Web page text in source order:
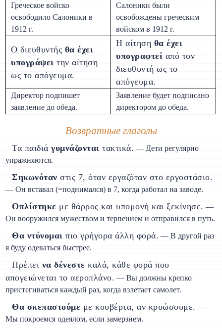
Греческое войско
освободило Салоники в
1912 г.
Салоники были
освобождены греческим
войском в 1912 г.
О διευθυντής θα έχει
υπογράψει την αίτηση
ως το απόγευμα.
Η αίτηση θα έχει
υπογραφτεί από τον
διευθυντή ως το
απόγευμα.
Директор подпишет
заявление до обеда.
Заявление будет подписано
директором до обеда.
Возвратные глаголы
Τα παιδιά γυμνάζονται τακτικά. — Дети регулярно
упражняются.
Σηκωνόταν στις 7, όταν εργαζόταν στο εργοστάσιο.
— Он вставал (=поднимался) в 7, когда работал на заводе.
Οπλίστηκε με θάρρος και υπομονή και ξεκίνησε. —
Он вооружился мужеством и терпением и отправился в путь.
Θα ντύνομαι πιο γρήγορα άλλη φορά. — В другой раз
я буду одеваться быстрее.
Πρέπει να δένεστε καλά, κάθε φορά που
απογειώνεται το αεροπλάνο. — Вы должны крепко
пристегиваться каждый раз, когда взлетает самолет.
Θα σκεπαστούμε με κουβέρτα, αν κρυώσουμε. —
Мы покроемся одеялом, если замерзнем.